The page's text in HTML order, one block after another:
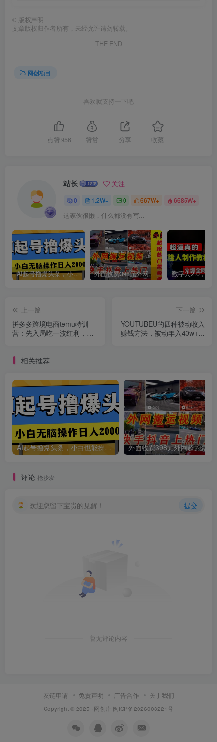
© 版权声明
文章版权归作者所有，未经允许请勿转载。
THE END
网创项目
喜欢就支持一下吧
点赞 956 赞赏 分享 收藏
站长 关注
0 1.2W+ 0 667W+ 6685W+
这家伙很懒，什么都没有写...
AI起号撸爆头条，小白也能操作，日入2000+ 外面收费398元外网超跑豪车汽车视频搬运至快手抖音上热门项目
上一篇
拼多多跨境电商temu特训
营：先入局吃一波红利，从0
下一篇
YOUTUBEU的四种被动收入
赚钱方法，被动年入40w+美
相关推荐
AI起号撸爆头条，小白也能操作，日入2000+
评论 抢沙发
欢迎您留下宝贵的见解！ 提交
暂无评论内容
友链申请 免责声明 广告合作 关于我们
Copyright © 2025 · 网创库 闽ICP备2026003221号